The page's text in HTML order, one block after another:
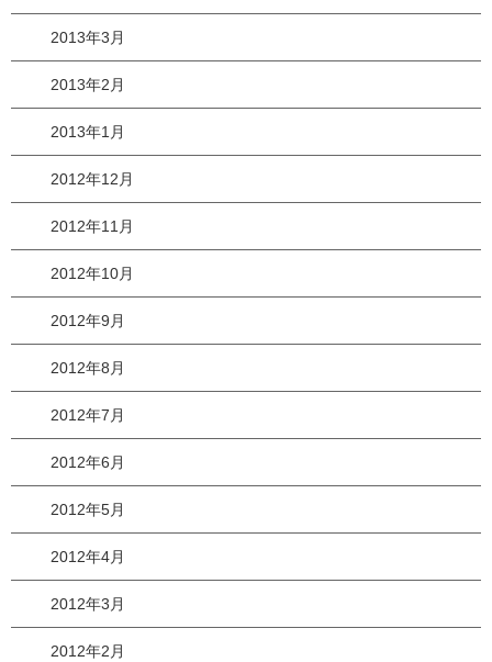
2013年3月
2013年2月
2013年1月
2012年12月
2012年11月
2012年10月
2012年9月
2012年8月
2012年7月
2012年6月
2012年5月
2012年4月
2012年3月
2012年2月